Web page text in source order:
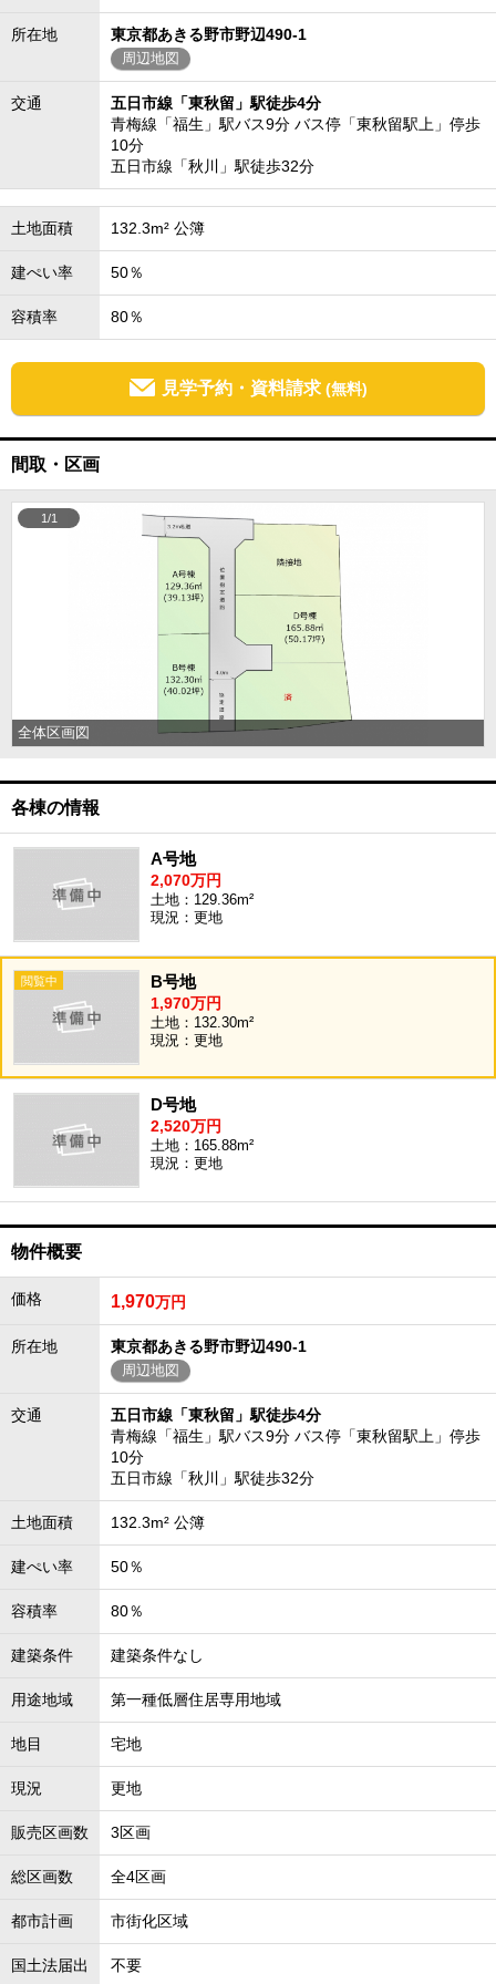
所在地 東京都あきる野市野辺490-1
周辺地図
交通
五日市線「東秋留」駅徒歩4分
青梅線「福生」駅バス9分 バス停「東秋留駅上」停歩
10分
五日市線「秋川」駅徒歩32分
土地面積 132.3m² 公簿
建ぺい率 50％
容積率 80％
見学予約・資料請求 (無料)
間取・区画
全体区画図
1/1
各棟の情報
A号地
2,070万円
土地：129.36m²
現況：更地
B号地
1,970万円
土地：132.30m²
現況：更地
D号地
2,520万円
土地：165.88m²
現況：更地
物件概要
価格 1,970万円
所在地 東京都あきる野市野辺490-1
周辺地図
交通
五日市線「東秋留」駅徒歩4分
青梅線「福生」駅バス9分 バス停「東秋留駅上」停歩
10分
五日市線「秋川」駅徒歩32分
土地面積 132.3m² 公簿
建ぺい率 50％
容積率 80％
建築条件 建築条件なし
用途地域 第一種低層住居専用地域
地目 宅地
現況 更地
販売区画数 3区画
総区画数 全4区画
都市計画 市街化区域
国土法届出 不要